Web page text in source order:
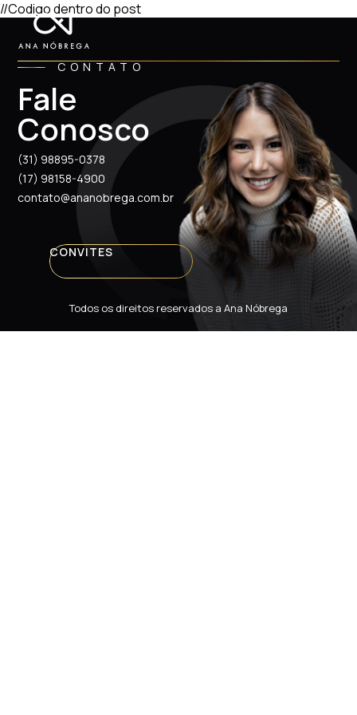
//Codigo dentro do post
CONTATO
Fale
Conosco
(31) 98895-0378
(17) 98158-4900
contato@ananobrega.com.br
CONVITES
Todos os direitos reservados a Ana Nóbrega